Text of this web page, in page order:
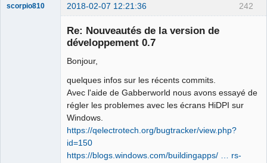
242
scorpio810 2018-02-07 12:21:36
Re: Nouveautés de la version de
développement 0.7
Bonjour,
quelques infos sur les récents commits.
Avec l'aide de Gabberworld nous avons essayé de
régler les problemes avec les écrans HiDPI sur
Windows.
https://qelectrotech.org/bugtracker/view.php?
id=150
https://blogs.windows.com/buildingapps/ … rs-